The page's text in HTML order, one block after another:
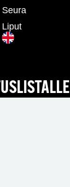
Seura
Liput